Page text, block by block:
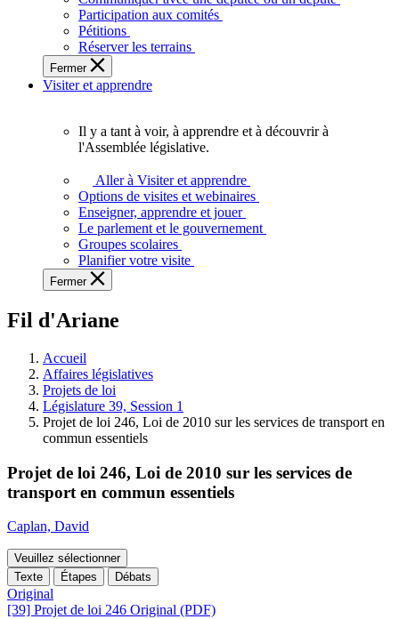
plein
potentiel,
l'Assemblée
a
besoin
de
Participation aux comités
Pétitions
Réserver les terrains
Fermer
Visiter et apprendre
voir,
apprendre
et
à
à
législative.
Il y a tant à voir, à apprendre et à découvrir à
l'Assemblée législative.
Aller à Visiter et apprendre
Options de visites et webinaires
Enseigner, apprendre et jouer
Le parlement et le gouvernement
Groupes scolaires
Planifier votre visite
Fermer
Fil d'Ariane
Accueil
Affaires législatives
Projets de loi
Législature 39, Session 1
Projet de loi 246, Loi de 2010 sur les services de transport en
commun essentiels
Projet de loi 246, Loi de 2010 sur les services de
transport en commun essentiels
Caplan, David
Veuillez sélectionner
Texte
Étapes Débats
Original
[39] Projet de loi 246 Original (PDF)